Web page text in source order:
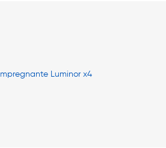
Impregnante Luminor x4